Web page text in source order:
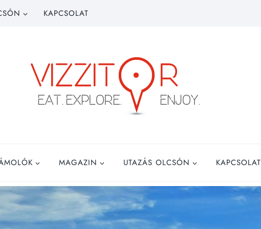
KAPCSOLAT
MAGAZIN UTAZÁS OLCSÓN KAPCSOLAT